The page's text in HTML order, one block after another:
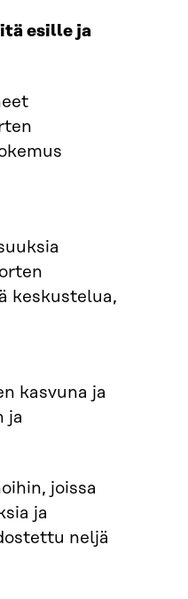
esille ja
keskustelua,
kasvuna ja
ja
joissa
ja
neljä